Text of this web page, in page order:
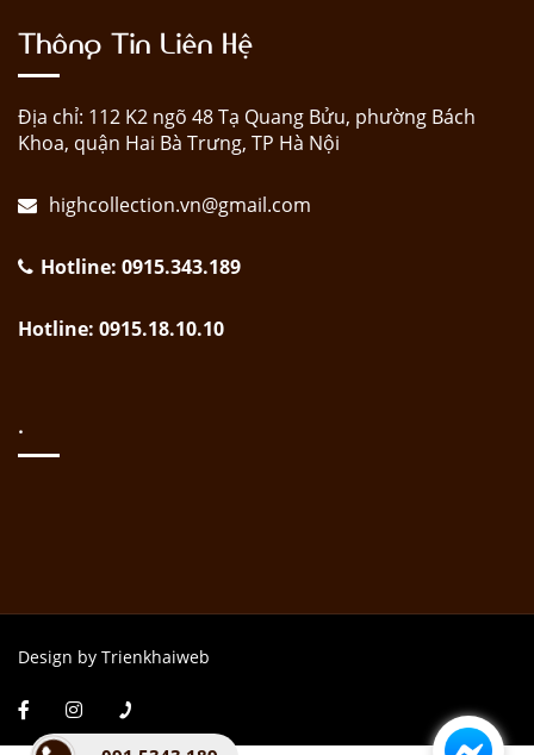
Thông Tin Liên Hệ
Địa chỉ: 112 K2 ngõ 48 Tạ Quang Bửu, phường Bách
Khoa, quận Hai Bà Trưng, TP Hà Nội
highcollection.vn@gmail.com
Hotline: 0915.343.189
Hotline: 0915.18.10.10
.
Design by Trienkhaiweb